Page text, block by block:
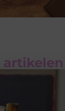
artikelen